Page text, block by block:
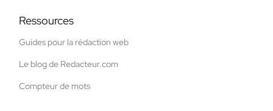
Ressources
Guides pour la rédaction web
Le blog de Redacteur.com
Compteur de mots